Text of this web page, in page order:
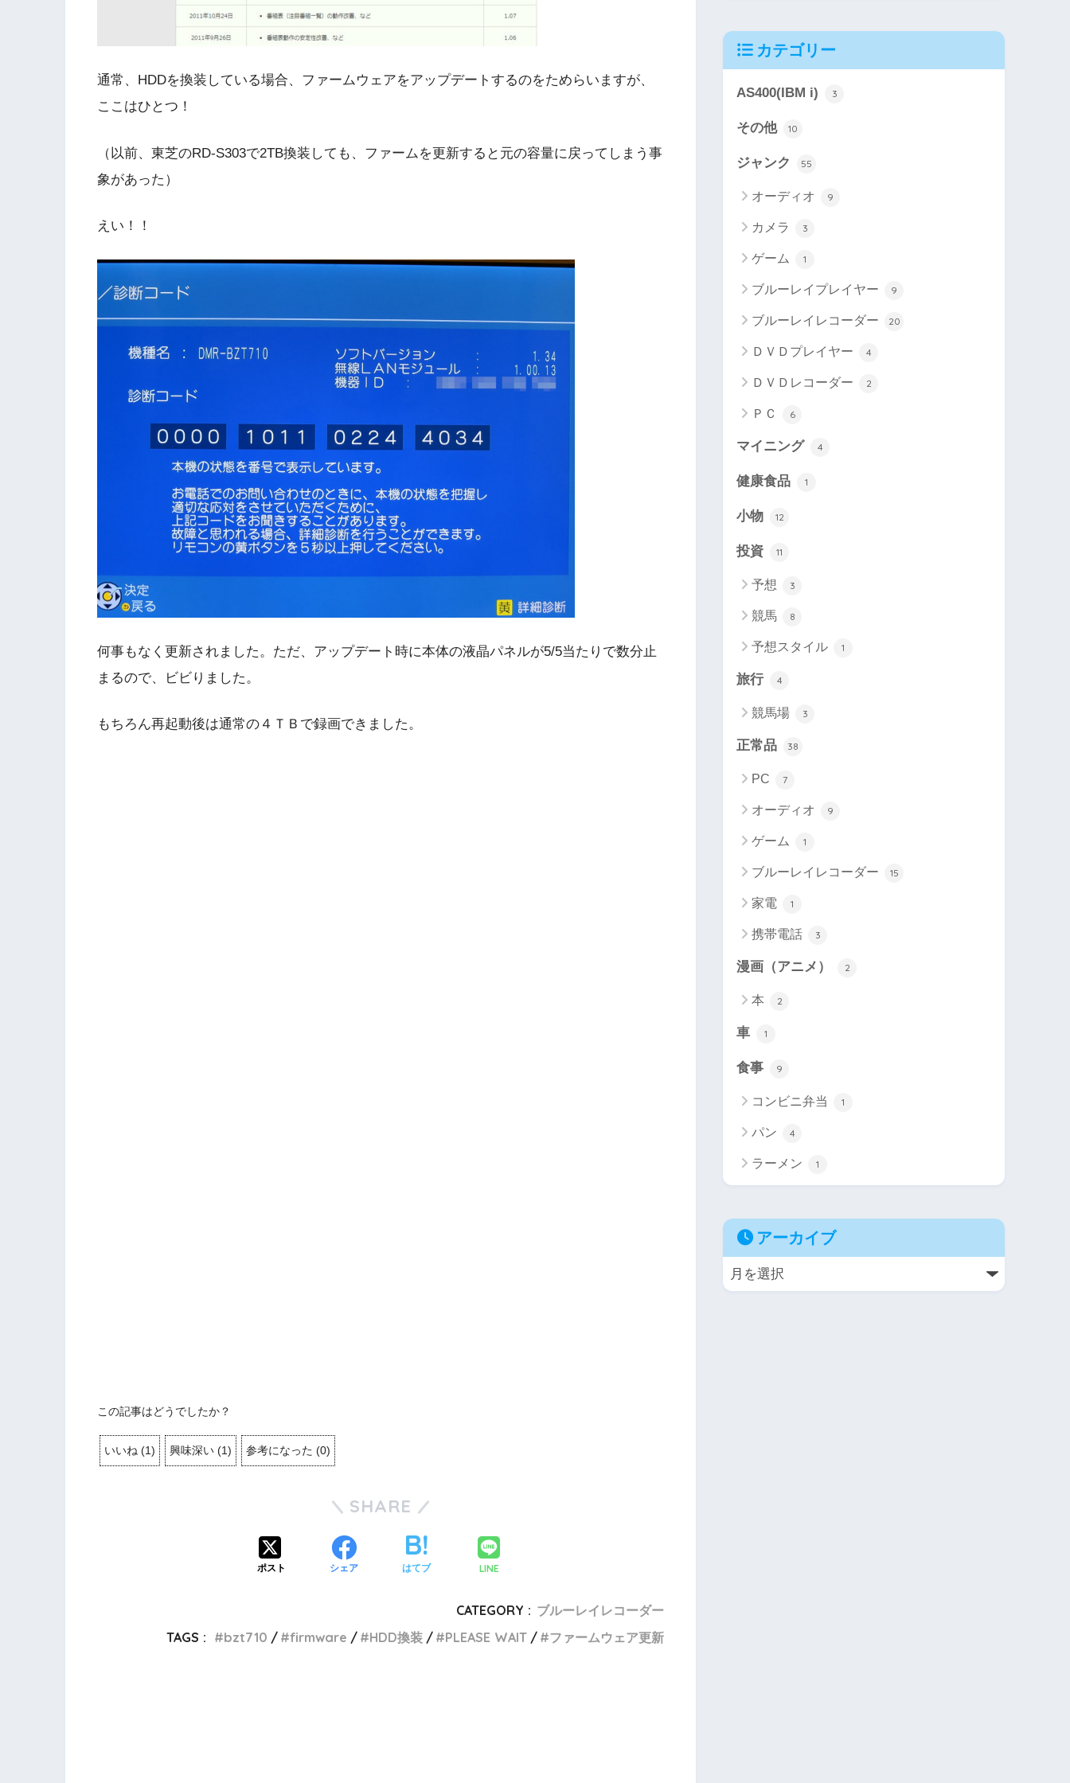
通常、HDDを換装している場合、ファームウェアをアップデートするのをためらいますが、
ここはひとつ！
（以前、東芝のRD-S303で2TB換装しても、ファームを更新すると元の容量に戻ってしまう事
象があった）
えい！！
何事もなく更新されました。ただ、アップデート時に本体の液晶パネルが5/5当たりで数分止
まるので、ビビりました。
もちろん再起動後は通常の４ＴＢで録画できました。
この記事はどうでしたか？
いいね (1) 興味深い (1) 参考になった (0)
SHARE
ポスト シェア はてブ LINE
CATEGORY : ブルーレイレコーダー
TAGS :
bzt710 firmware HDD換装 PLEASE WAIT ファームウェア更新
カテゴリー
AS400(IBM i) 3
その他 10
ジャンク 55
オーディオ 9
カメラ 3
ゲーム 1
ブルーレイプレイヤー 9
ブルーレイレコーダー 20
ＤＶＤプレイヤー 4
ＤＶＤレコーダー 2
ＰＣ 6
マイニング 4
健康食品 1
小物 12
投資 11
予想 3
競馬 8
予想スタイル 1
旅行 4
競馬場 3
正常品 38
PC 7
オーディオ 9
ゲーム 1
ブルーレイレコーダー 15
家電 1
携帯電話 3
漫画（アニメ） 2
本 2
車 1
食事 9
コンビニ弁当 1
パン 4
ラーメン 1
アーカイブ